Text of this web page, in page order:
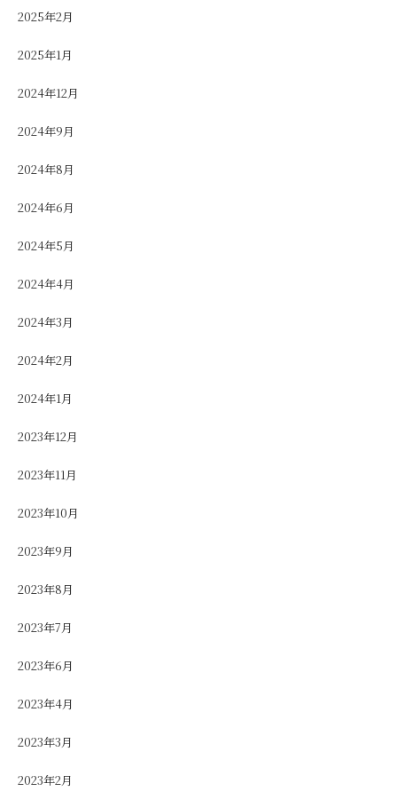
2025年2月
2025年1月
2024年12月
2024年9月
2024年8月
2024年6月
2024年5月
2024年4月
2024年3月
2024年2月
2024年1月
2023年12月
2023年11月
2023年10月
2023年9月
2023年8月
2023年7月
2023年6月
2023年4月
2023年3月
2023年2月